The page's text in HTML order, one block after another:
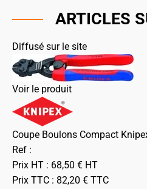
ARTICLES
Diffusé sur le site
Voir le produit
Coupe Boulons Compact
Ref :
Prix HT : 68,50 € HT
Prix TTC : 82,20 € TTC